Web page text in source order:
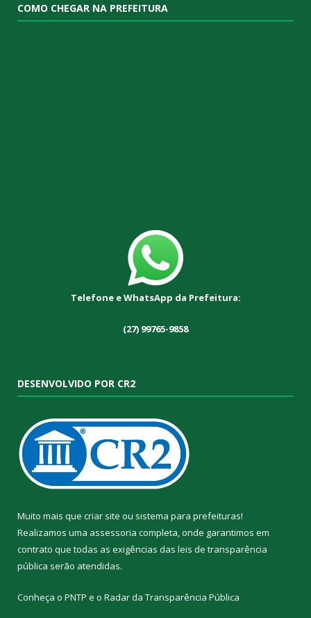
COMO CHEGAR NA PREFEITURA
Telefone e WhatsApp da Prefeitura:
(27) 99765-9858
DESENVOLVIDO POR CR2
Muito mais que criar site ou sistema para prefeituras!
Realizamos uma assessoria completa, onde garantimos em
contrato que todas as exigências das leis de transparência
pública serão atendidas.
Conheça o PNTP e o Radar da Transparência Pública